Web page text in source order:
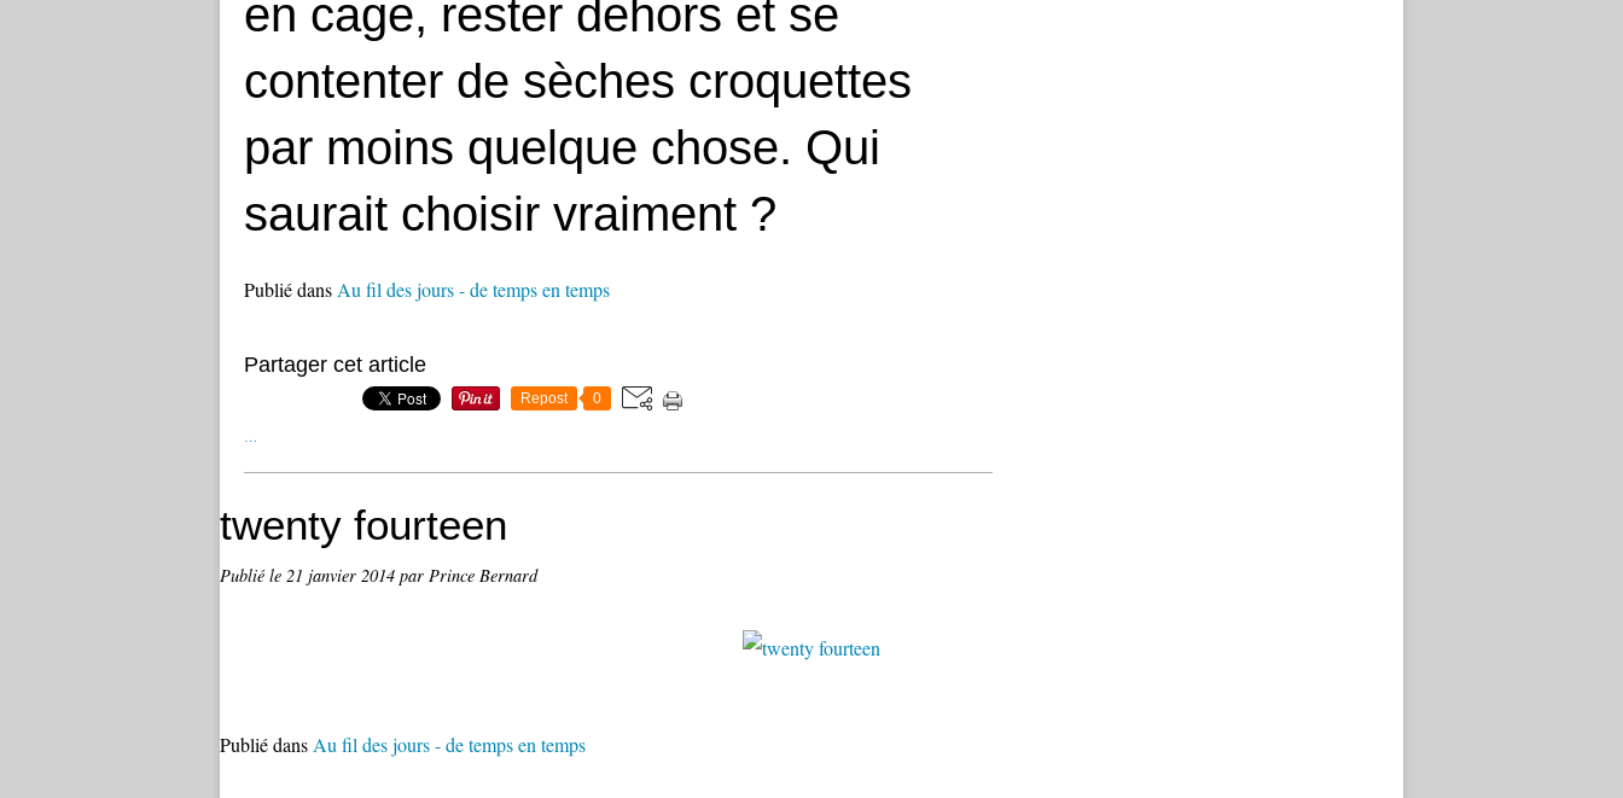
en cage, rester dehors et se
contenter de sèches croquettes
par moins quelque chose. Qui
saurait choisir vraiment ?
Publié dans Au fil des jours - de temps en temps
Partager cet article
Repost 0
…
twenty fourteen
Publié le 21 janvier 2014 par Prince Bernard
Publié dans Au fil des jours - de temps en temps